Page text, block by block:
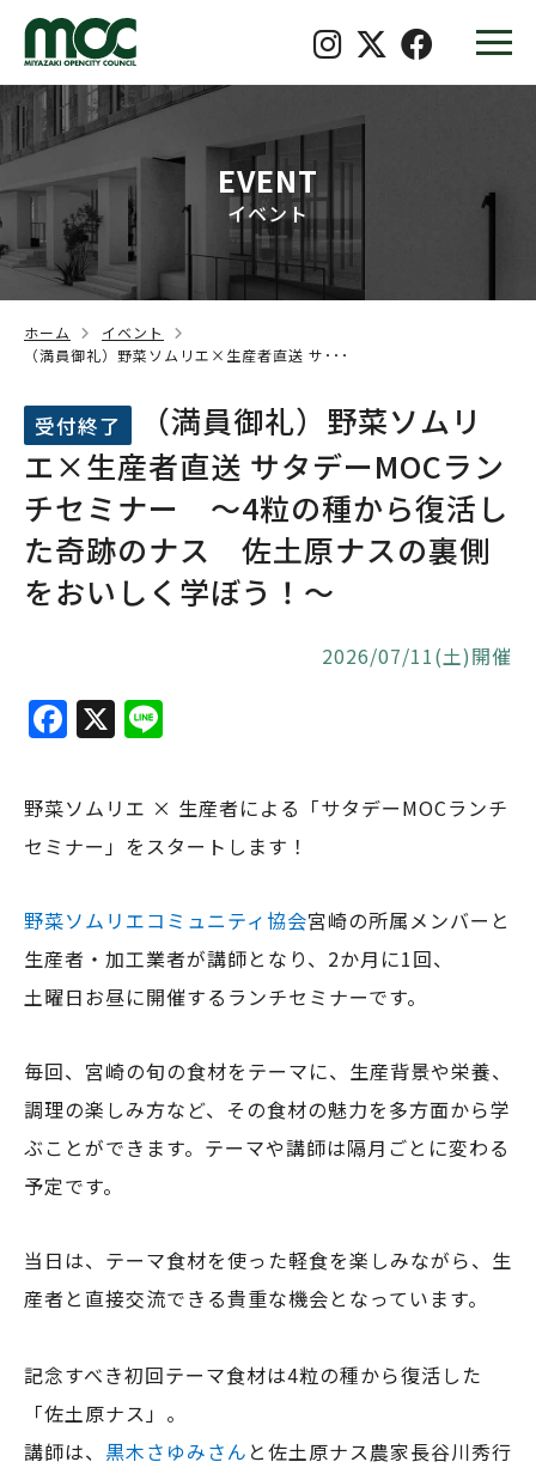
EVENT
イベント
ホーム
イベント
（満員御礼）野菜ソムリエ×生産者直送 サ･･･
受付終了
（満員御礼）野菜ソムリ
エ×生産者直送 サタデーMOCラン
チセミナー ～4粒の種から復活し
た奇跡のナス 佐土原ナスの裏側
をおいしく学ぼう！～
2026/07/11(土)開催
F
c
e
b
o
o
k
X
e
野菜ソムリエ × 生産者による「サタデーMOCランチ
セミナー」をスタートします！
野菜ソムリエコミュニティ協会宮崎の所属メンバーと
生産者・加工業者が講師となり、2か月に1回、
土曜日お昼に開催するランチセミナーです。
毎回、宮崎の旬の食材をテーマに、生産背景や栄養、
調理の楽しみ方など、その食材の魅力を多方面から学
ぶことができます。テーマや講師は隔月ごとに変わる
予定です。
当日は、テーマ食材を使った軽食を楽しみながら、生
産者と直接交流できる貴重な機会となっています。
記念すべき初回テーマ食材は4粒の種から復活した
「佐土原ナス」。
講師は、 黒木さゆみさん と佐土原ナス農家長谷川秀行